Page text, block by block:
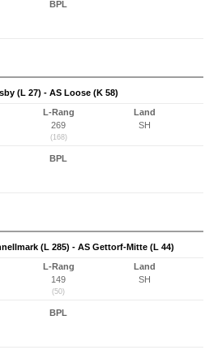
BPL
(L 27) - AS Loose (K 58)
L-Rang
269
(168)
Land
SH
BPL
(L 285) - AS Gettorf-Mitte (L 44)
L-Rang
149
(50)
Land
SH
BPL